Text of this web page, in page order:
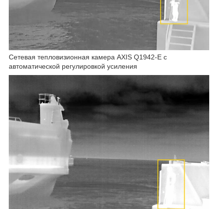
Сетевая тепловизионная камера AXIS Q1942-E с
автоматической регулировкой усиления